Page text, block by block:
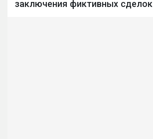
заключения фиктивных сделок